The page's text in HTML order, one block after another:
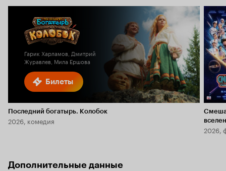
Билеты
Гарик Харламов, Дмитрий
Журавлев, Мила Ершова
Последний богатырь. Колобок
2026, комедия
2026,
Дополнительные данные